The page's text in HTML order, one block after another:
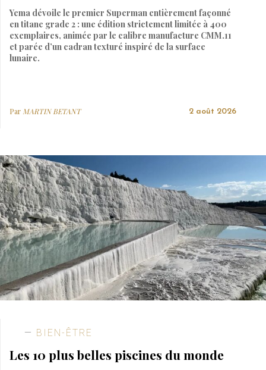
Yema dévoile le premier Superman entièrement façonné
en titane grade 2 : une édition strictement limitée à 400
exemplaires, animée par le calibre manufacture CMM.11
et parée d’un cadran texturé inspiré de la surface
lunaire.
Par MARTIN BETANT 2 août 2026
BIEN-ÊTRE
Les 10 plus belles piscines du monde